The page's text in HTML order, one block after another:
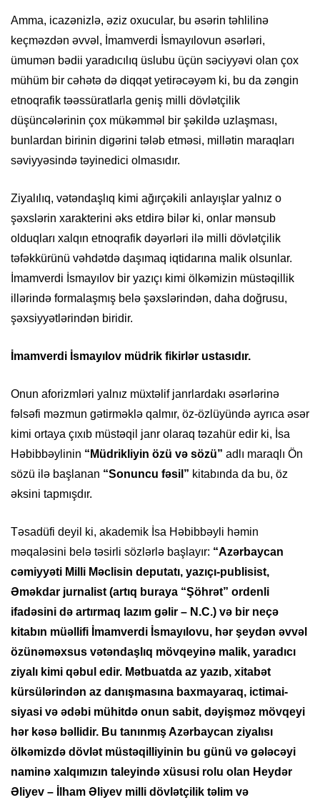
Amma, icazənizlə, əziz oxucular, bu əsərin təhlilinə
keçməzdən əvvəl, İmamverdi İsmayılovun əsərləri,
ümumən bədii yaradıcılıq üslubu üçün səciyyəvi olan çox
mühüm bir cəhətə də diqqət yetirəcəyəm ki, bu da zəngin
etnoqrafik təəssüratlarla geniş milli dövlətçilik
düşüncələrinin çox mükəmməl bir şəkildə uzlaşması,
bunlardan birinin digərini tələb etməsi, millətin maraqları
səviyyəsində təyinedici olmasıdır.
Ziyalılıq, vətəndaşlıq kimi ağırçəkili anlayışlar yalnız o
şəxslərin xarakterini əks etdirə bilər ki, onlar mənsub
olduqları xalqın etnoqrafik dəyərləri ilə milli dövlətçilik
təfəkkürünü vəhdətdə daşımaq iqtidarına malik olsunlar.
İmamverdi İsmayılov bir yazıçı kimi ölkəmizin müstəqillik
illərində formalaşmış belə şəxslərindən, daha doğrusu,
şəxsiyyətlərindən biridir.
İmamverdi İsmayılov müdrik fikirlər ustasıdır.
Onun aforizmləri yalnız müxtəlif janrlardakı əsərlərinə
fəlsəfi məzmun gətirməklə qalmır, öz-özlüyündə ayrıca əsər
kimi ortaya çıxıb müstəqil janr olaraq təzahür edir ki, İsa
Həbibbəylinin “Müdrikliyin özü və sözü” adlı maraqlı Ön
sözü ilə başlanan “Sonuncu fəsil” kitabında da bu, öz
əksini tapmışdır.
Təsadüfi deyil ki, akademik İsa Həbibbəyli həmin
məqaləsini belə təsirli sözlərlə başlayır: “Azərbaycan
cəmiyyəti Milli Məclisin deputatı, yazıçı-publisist,
Əməkdar jurnalist (artıq buraya “Şöhrət” ordenli
ifadəsini də artırmaq lazım gəlir – N.C.) və bir neçə
kitabın müəllifi İmamverdi İsmayılovu, hər şeydən əvvəl
özünəməxsus vətəndaşlıq mövqeyinə malik, yaradıcı
ziyalı kimi qəbul edir. Mətbuatda az yazıb, xitabət
kürsülərindən az danışmasına baxmayaraq, ictimai-
siyasi və ədəbi mühitdə onun sabit, dəyişməz mövqeyi
hər kəsə bəllidir. Bu tanınmış Azərbaycan ziyalısı
ölkəmizdə dövlət müstəqilliyinin bu günü və gələcəyi
naminə xalqımızın taleyində xüsusi rolu olan Heydər
Əliyev – İlham Əliyev milli dövlətçilik təlim və